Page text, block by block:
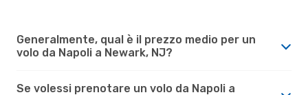
Generalmente, qual è il prezzo medio per un
volo da Napoli a Newark, NJ?
Se volessi prenotare un volo da Napoli a